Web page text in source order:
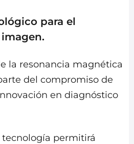
para el
la resonancia magnética
del compromiso de
en diagnóstico
tecnología permitirá